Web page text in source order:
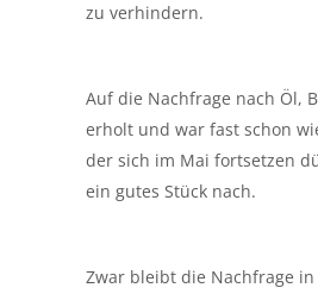
zu verhindern.
Auf die Nachfrage nach Öl,
erholt und war fast schon
der sich im Mai fortsetzen
ein gutes Stück nach.
Zwar bleibt die Nachfrage